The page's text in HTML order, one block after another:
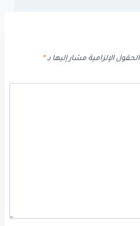
الحقول الإلزامية مشار إليها بـ*